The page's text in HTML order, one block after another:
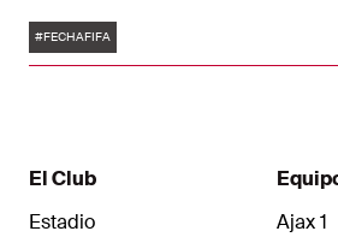
representará la selección
Stekelenburg volvió a ser
Etiquetas
#FECHAFIFA
El Club
Estadio
Ajax 1